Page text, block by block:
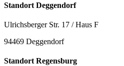
Standort Deggendorf
Ulrichsberger Str. 17 / Haus F
94469 Deggendorf
Standort Regensburg